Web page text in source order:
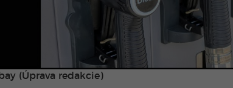
(Úprava redakcie)